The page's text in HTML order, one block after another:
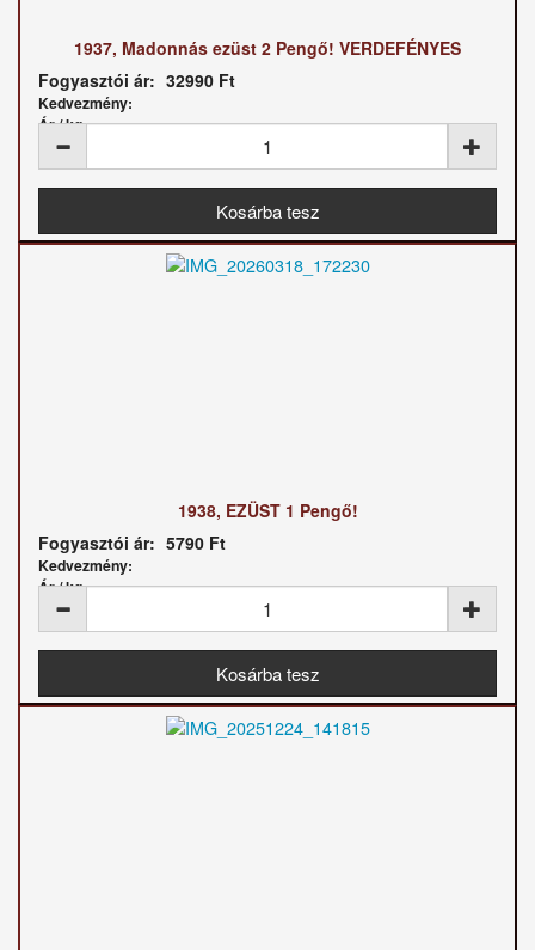
1937, Madonnás ezüst 2 Pengő! VERDEFÉNYES
Fogyasztói ár: 32990 Ft
Kedvezmény:
Ár / kg:
1938, EZÜST 1 Pengő!
Fogyasztói ár: 5790 Ft
Kedvezmény:
Ár / kg: